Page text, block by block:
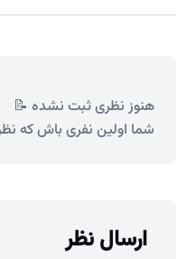
هنوز نظری ثبت نشده 📝
شما اولین نفری باش که
ارسال نظر